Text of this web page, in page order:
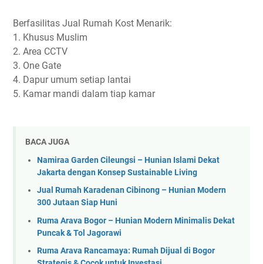
Berfasilitas Jual Rumah Kost Menarik:
1. Khusus Muslim
2. Area CCTV
3. One Gate
4. Dapur umum setiap lantai
5. Kamar mandi dalam tiap kamar
BACA JUGA
Namiraa Garden Cileungsi – Hunian Islami Dekat
Jakarta dengan Konsep Sustainable Living
Jual Rumah Karadenan Cibinong – Hunian Modern
300 Jutaan Siap Huni
Ruma Arava Bogor – Hunian Modern Minimalis Dekat
Puncak & Tol Jagorawi
Ruma Arava Rancamaya: Rumah Dijual di Bogor